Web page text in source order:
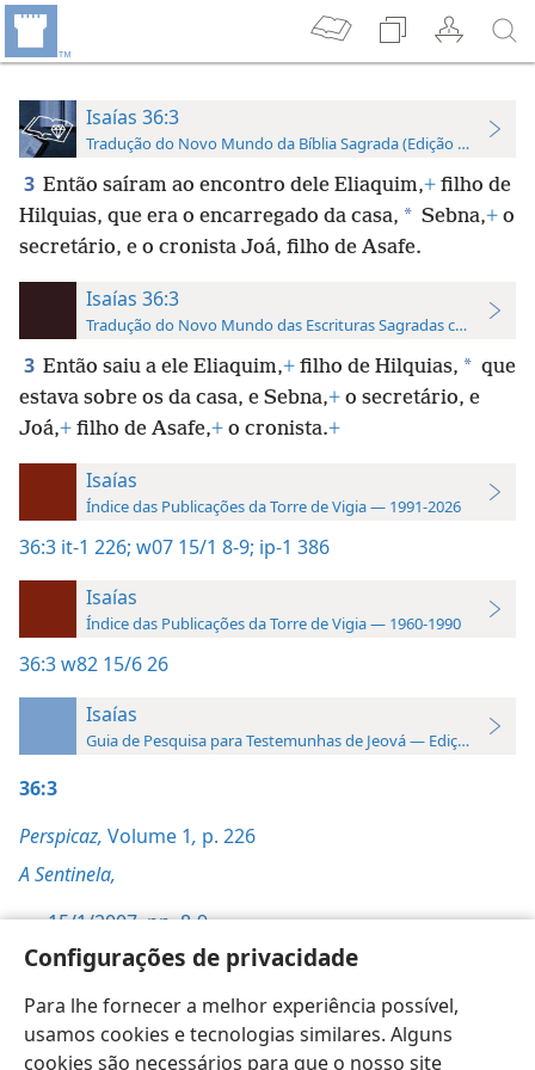
Configurações de privacidade
Para lhe fornecer a melhor experiência possível,
usamos cookies e tecnologias similares. Alguns
cookies são necessários para que o nosso site
Isaías 36:3
Tradução do Novo Mundo da Bíblia Sagrada (Edição de Estudo)
3 Então saíram ao encontro dele Eliaquim,+ filho de
Hilquias, que era o encarregado da casa, * Sebna,+ o
secretário, e o cronista Joá, filho de Asafe.
Isaías 36:3
Tradução do Novo Mundo das Escrituras Sagradas com
3 Então saiu a ele Eliaquim,+ filho de Hilquias, * que
estava sobre os da casa, e Sebna,+ o secretário, e
Joá,+ filho de Asafe,+ o cronista.+
Isaías
Índice das Publicações da Torre de Vigia — 1991-2026
36:3 it-1 226; w07 15/1 8-9; ip-1 386
Isaías
Índice das Publicações da Torre de Vigia — 1960-1990
36:3w82 15/6 26
Isaías
Guia de Pesquisa para Testemunhas de Jeová — Edição 2019
36:3
Perspicaz, Volume 1, p. 226
A Sentinela,
15/1/2007, pp. 8-9
Profecia de Isaías I,pp. 385-386